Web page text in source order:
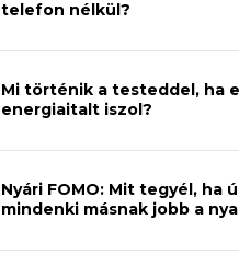
telefon nélkül?
Mi történik a testeddel, ha
energiaitalt iszol?
Nyári FOMO: Mit tegyél, ha
mindenki másnak jobb a